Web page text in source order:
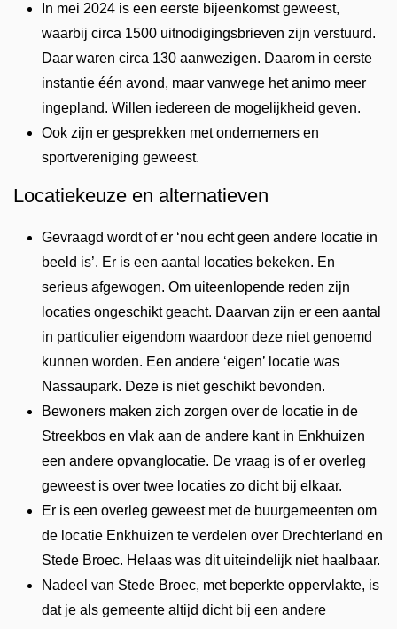
In mei 2024 is een eerste bijeenkomst geweest,
waarbij circa 1500 uitnodigingsbrieven zijn verstuurd.
Daar waren circa 130 aanwezigen. Daarom in eerste
instantie één avond, maar vanwege het animo meer
ingepland. Willen iedereen de mogelijkheid geven.
Ook zijn er gesprekken met ondernemers en
sportvereniging geweest.
Locatiekeuze en alternatieven
Gevraagd wordt of er ‘nou echt geen andere locatie in
beeld is’. Er is een aantal locaties bekeken. En
serieus afgewogen. Om uiteenlopende reden zijn
locaties ongeschikt geacht. Daarvan zijn er een aantal
in particulier eigendom waardoor deze niet genoemd
kunnen worden. Een andere ‘eigen’ locatie was
Nassaupark. Deze is niet geschikt bevonden.
Bewoners maken zich zorgen over de locatie in de
Streekbos en vlak aan de andere kant in Enkhuizen
een andere opvanglocatie. De vraag is of er overleg
geweest is over twee locaties zo dicht bij elkaar.
Er is een overleg geweest met de buurgemeenten om
de locatie Enkhuizen te verdelen over Drechterland en
Stede Broec. Helaas was dit uiteindelijk niet haalbaar.
Nadeel van Stede Broec, met beperkte oppervlakte, is
dat je als gemeente altijd dicht bij een andere